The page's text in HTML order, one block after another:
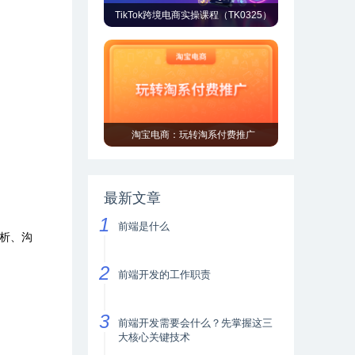
、沟
TikTok跨境电商实操课程（TK0325）
淘宝电商：玩转淘系付费推广
最新文章
前端是什么
前端开发的工作职责
前端开发需要会什么？先掌握这三
大核心关键技术